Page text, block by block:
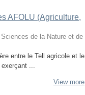
AFOLU (Agriculture,
de la Nature et de
entre le Tell agricole et le
exerçant ...
View more